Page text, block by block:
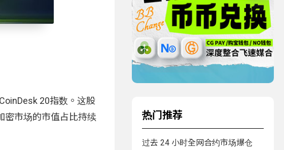
20指数。这股
密市场的市值占比持续
热门推荐
过去 24 小时全网合约市场爆仓